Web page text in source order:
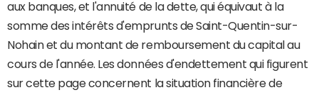
aux banques, et l'annuité de la dette, qui équivaut à la
somme des intérêts d'emprunts de Saint-Quentin-sur-
Nohain et du montant de remboursement du capital au
cours de l'année. Les données d'endettement qui figurent
sur cette page concernent la situation financière de